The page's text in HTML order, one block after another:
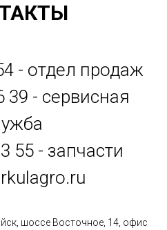
- отдел продаж
39 - сервисная
55 - запчасти
шоссе Восточное, 14, офис